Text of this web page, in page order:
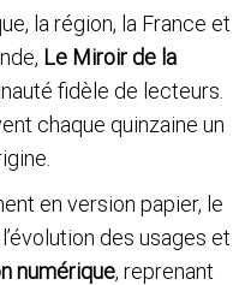
la région, la France et
Le Miroir de la
fidèle de lecteurs.
chaque quinzaine un
en version papier, le
des usages et
numérique, reprenant